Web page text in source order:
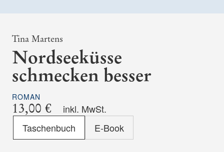
Tina Martens
Nordseeküsse
schmecken besser
ROMAN
13,00 €
inkl. MwSt.
Taschenbuch E-Book